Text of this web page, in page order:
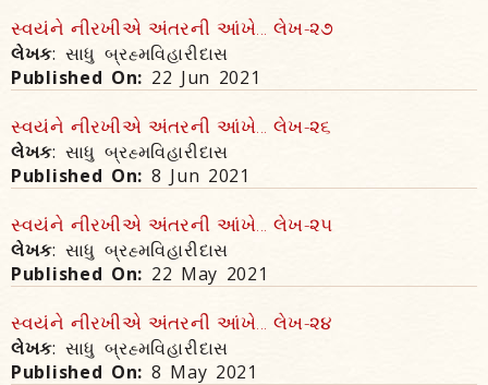
સ્વયંને નીરખીએ અંતરની આંખે... લેખ-૨૭
લેખક: સાધુ બ્રહ્મવિહારીદાસ
Published On: 22 Jun 2021
સ્વયંને નીરખીએ અંતરની આંખે... લેખ-૨૬
લેખક: સાધુ બ્રહ્મવિહારીદાસ
Published On: 8 Jun 2021
સ્વયંને નીરખીએ અંતરની આંખે... લેખ-૨૫
લેખક: સાધુ બ્રહ્મવિહારીદાસ
Published On: 22 May 2021
સ્વયંને નીરખીએ અંતરની આંખે... લેખ-૨૪
લેખક: સાધુ બ્રહ્મવિહારીદાસ
Published On: 8 May 2021